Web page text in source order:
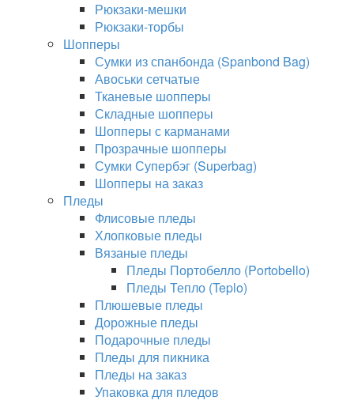
Рюкзаки-мешки
Рюкзаки-торбы
Шопперы
Сумки из спанбонда (Spanbond Bag)
Авоськи сетчатые
Тканевые шопперы
Складные шопперы
Шопперы с карманами
Прозрачные шопперы
Сумки Супербэг (Superbag)
Шопперы на заказ
Пледы
Флисовые пледы
Хлопковые пледы
Вязаные пледы
Пледы Портобелло (Portobello)
Пледы Тепло (Teplo)
Плюшевые пледы
Дорожные пледы
Подарочные пледы
Пледы для пикника
Пледы на заказ
Упаковка для пледов